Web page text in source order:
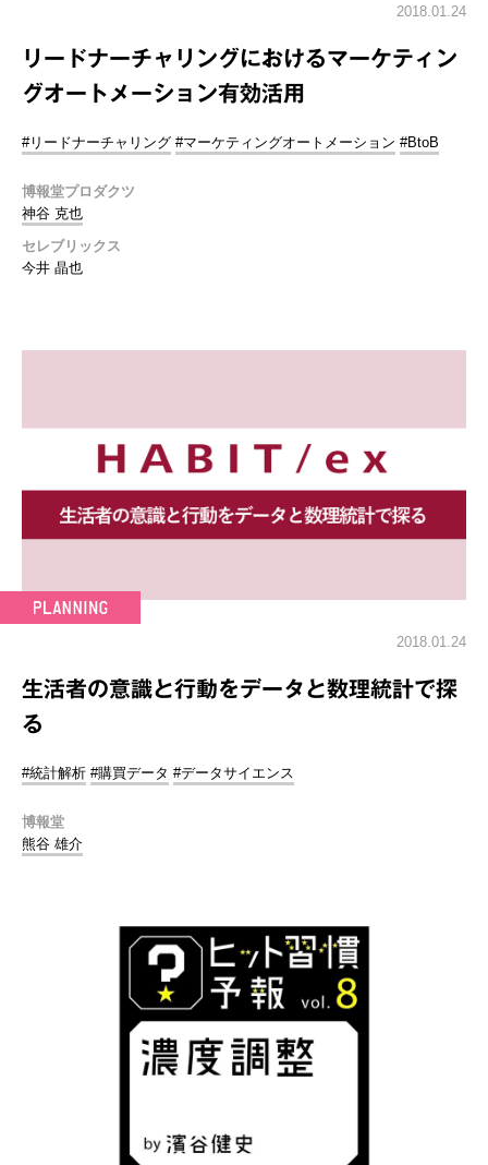
2018.01.24
リードナーチャリングにおけるマーケティン
グオートメーション有効活用
#リードナーチャリング #マーケティングオートメーション #BtoB
博報堂プロダクツ
神谷 克也
セレブリックス
今井 晶也
2018.01.24
生活者の意識と行動をデータと数理統計で探
る
#統計解析 #購買データ #データサイエンス
博報堂
熊谷 雄介